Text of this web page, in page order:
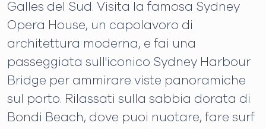
Galles del Sud. Visita la famosa Sydney
Opera House, un capolavoro di
architettura moderna, e fai una
passeggiata sull'iconico Sydney Harbour
Bridge per ammirare viste panoramiche
sul porto. Rilassati sulla sabbia dorata di
Bondi Beach, dove puoi nuotare, fare surf